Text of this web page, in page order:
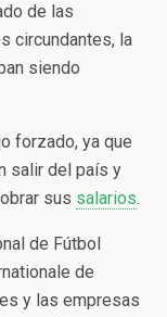
de las
circundantes, la
siendo
forzado, ya que
salir del país y
sus salarios.
de Fútbol
de
y las empresas